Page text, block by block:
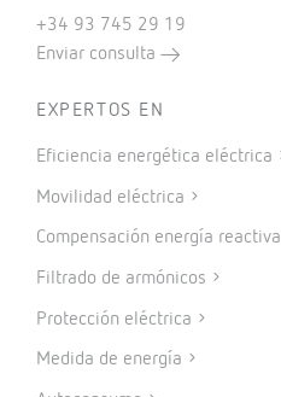
+34 93 745 29 19
Enviar consulta
EXPERTOS EN
Eficiencia energética eléctrica
Movilidad eléctrica
Compensación energía reactiva
Filtrado de armónicos
Protección eléctrica
Medida de energía